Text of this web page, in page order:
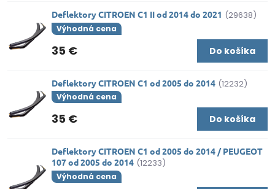
Deflektory CITROEN C1 II od 2014 do 2021 (29638)
Výhodná cena
35 € Do košíka
Deflektory CITROEN C1 od 2005 do 2014 (12232)
Výhodná cena
35 € Do košíka
Deflektory CITROEN C1 od 2005 do 2014 / PEUGEOT
107 od 2005 do 2014 (12233)
Výhodná cena